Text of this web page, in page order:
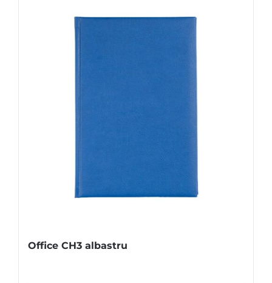
Office CH3 albastru